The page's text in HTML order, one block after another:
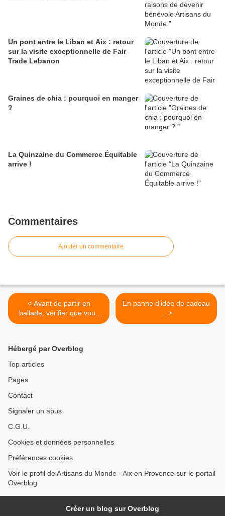
Un pont entre le Liban et Aix : retour
sur la visite exceptionnelle de Fair
Trade Lebanon
Graines de chia : pourquoi en manger
?
La Quinzaine du Commerce Équitable
arrive !
Commentaires
Ajouter un commentaire
< Avant de partir en
ballade, vérifier que vous
avez pensé:
En panne d’idée de cadeau
... >
Hébergé par Overblog
Top articles
Pages
Contact
Signaler un abus
C.G.U.
Cookies et données personnelles
Préférences cookies
Voir le profil de Artisans du Monde - Aix en Provence sur le portail
Overblog
Créer un blog sur Overblog